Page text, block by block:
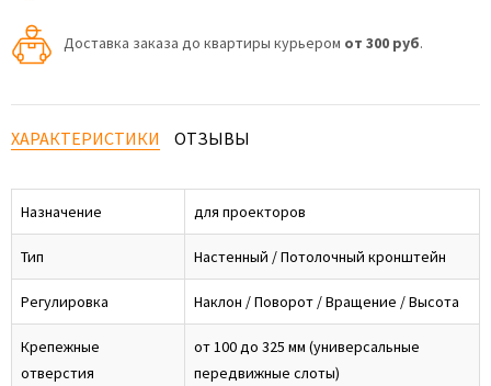
Доставка заказа до квартиры курьером от 300 руб.
ХАРАКТЕРИСТИКИ ОТЗЫВЫ
Назначение для проекторов
Тип Настенный / Потолочный кронштейн
Регулировка Наклон / Поворот / Вращение / Высота
Крепежные
отверстия
от 100 до 325 мм (универсальные
передвижные слоты)